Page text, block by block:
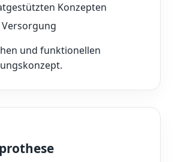
Konzepten
und funktionellen